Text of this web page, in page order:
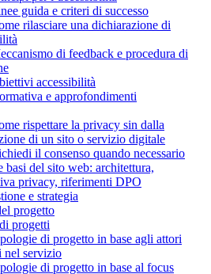
guida e criteri di successo
rilasciare una dichiarazione di
di feedback e procedura di
accessibilità
e approfondimenti
rispettare la privacy sin dalla
di un sito o servizio digitale
il consenso quando necessario
basi del sito web: architettura,
privacy, riferimenti DPO
e strategia
progetto
progetti
di progetto in base agli attori
nel servizio
di progetto in base al focus